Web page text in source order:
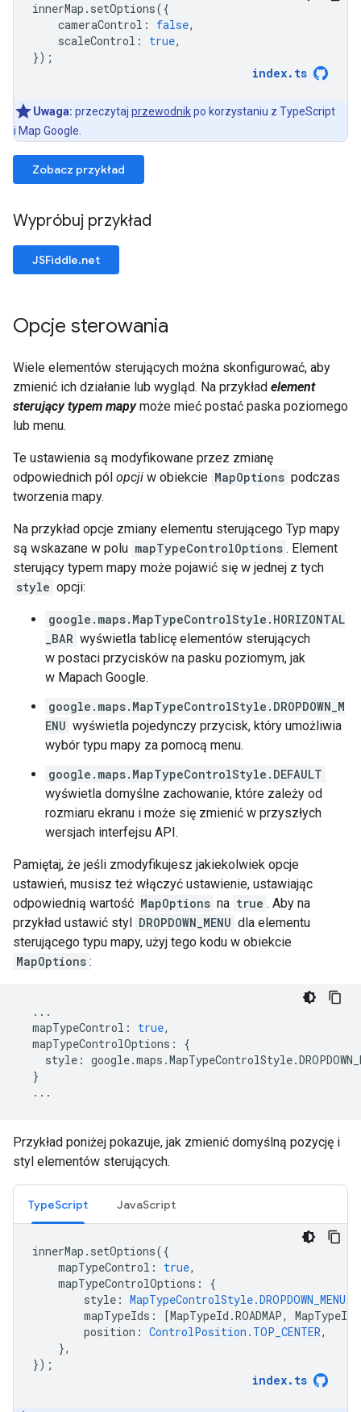
innerMap . setOptions({
cameraControl : false,
scaleControl : true,
});
index. ts
Uwaga: przeczytaj przewodnikpo korzystaniu z TypeScript
i Map Google.
Zobacz przykład
Wypróbuj przykład
JSFiddle.net
Opcje sterowania
Wiele elementów sterujących można skonfigurować, aby
zmienić ich działanie lub wygląd. Na przykład element
sterujący typem mapymoże mieć postać paska poziomego
lub menu.
Te ustawienia są modyfikowane przez zmianę
odpowiednich pól opcji w obiekcie MapOptions podczas
tworzenia mapy.
Na przykład opcje zmiany elementu sterującego Typ mapy
są wskazane w polu mapTypeControlOptions . Element
sterujący typem mapy może pojawić się w jednej z tych
style opcji:
google.maps.MapTypeControlStyle.HORIZONTAL
_BAR wyświetla tablicę elementów sterujących
w postaci przycisków na pasku poziomym, jak
w Mapach Google.
google.maps.MapTypeControlStyle.DROPDOWN_M
ENU wyświetla pojedynczy przycisk, który umożliwia
wybór typu mapy za pomocą menu.
google.maps.MapTypeControlStyle.DEFAULT
wyświetla domyślne zachowanie, które zależy od
rozmiaru ekranu i może się zmienić w przyszłych
wersjach interfejsu API.
Pamiętaj, że jeśli zmodyfikujesz jakiekolwiek opcje
ustawień, musisz też włączyć ustawienie, ustawiając
odpowiednią wartość MapOptions na true . Aby na
przykład ustawić styl
DROPDOWN_MENU dla elementu
sterującego typu mapy, użyj tego kodu w obiekcie
MapOptions :
...
mapTypeControl : true,
mapTypeControlOptions :
{
style : google.maps .MapTypeControlStyle.
}
...
Przykład poniżej pokazuje, jak zmienić domyślną pozycję i
styl elementów sterujących.
TypeScript JavaScript
innerMap . setOptions({
mapTypeControl : true,
mapTypeControlOptions :
{
style : MapTypeControlStyle.DROPDOWN_MENU
mapTypeIds : [MapTypeId .ROADMAP, MapTypeId
position : ControlPosition.TOP_CENTER,
},
});
index. ts